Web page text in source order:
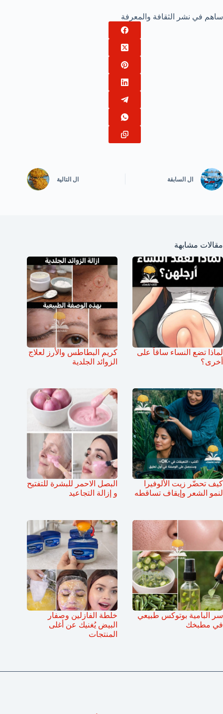
ساهم في نشر الثقافة والمعرفة
ال السابقة ال التالية
مقالات مشابهة
لماذا تضع النساء ساقاً على
أخرى؟
كريم البطاطس والأرز لعلاج
الزوائد الجلدية
كيف تحضّر زيت الألوفيرا
لنمو الشعر وإيقاف تساقطه
البصل الاحمر للبشرة للتفتيح
و إزالة التجاعيد
سر البامية بوتوكس طبيعي
في مطبخك
خلطة الفازلين وصفار
البيض يُغنيك عن أغلى
المنتجات